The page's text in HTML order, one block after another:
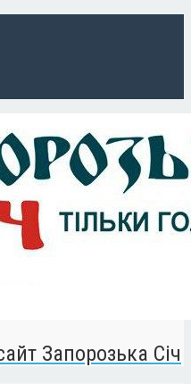
Запорозька Січ